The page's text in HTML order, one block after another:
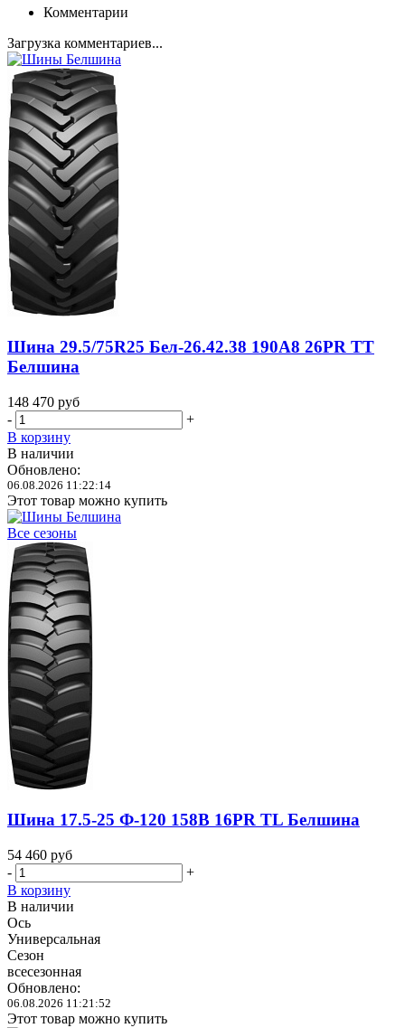
Комментарии
Загрузка комментариев...
Шина 29.5/75R25 Бел-26.42.38 190A8 26PR TT
Белшина
148 470 руб
-
+
В корзину
В наличии
Обновлено:
06.08.2026 11:22:14
Этот товар можно купить
Все сезоны
Шина 17.5-25 Ф-120 158B 16PR TL Белшина
54 460 руб
-
+
В корзину
В наличии
Ось
Универсальная
Сезон
всесезонная
Обновлено:
06.08.2026 11:21:52
Этот товар можно купить